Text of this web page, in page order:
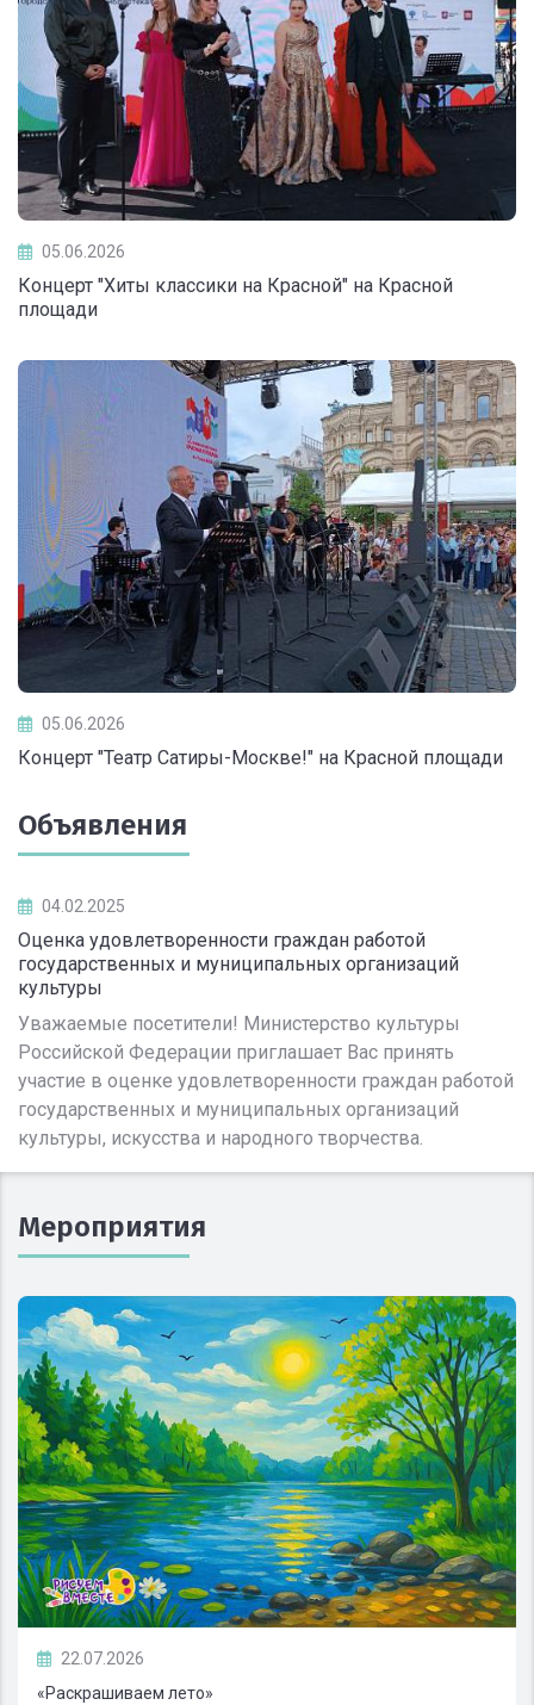
05.06.2026
Концерт "Хиты классики на Красной" на Красной
площади
05.06.2026
Концерт "Театр Сатиры-Москве!" на Красной площади
Объявления
04.02.2025
Оценка удовлетворенности граждан работой
государственных и муниципальных организаций
культуры
Уважаемые посетители! Министерство культуры
Российской Федерации приглашает Вас принять
участие в оценке удовлетворенности граждан работой
государственных и муниципальных организаций
культуры, искусства и народного творчества.
Мероприятия
22.07.2026
«Раскрашиваем лето»